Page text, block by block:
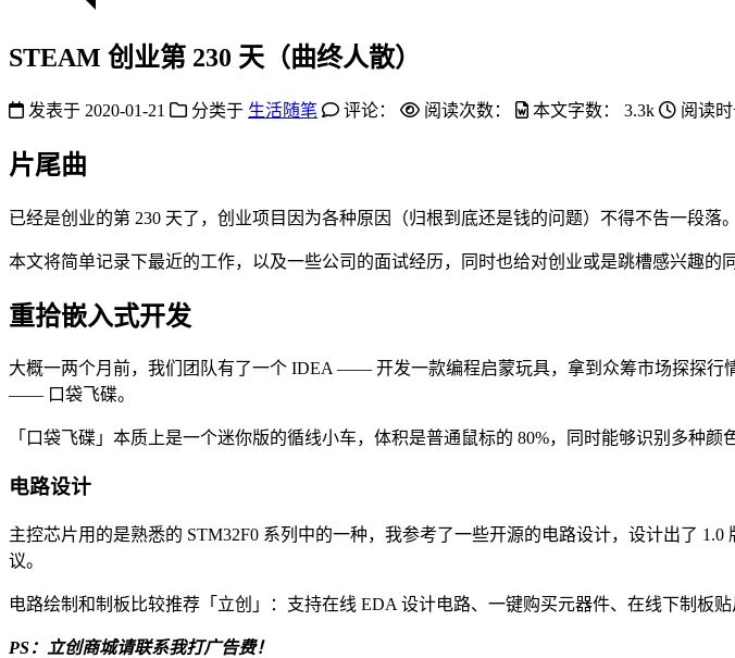
STEAM 创业第 230 天（曲终人散）
发表于 2020-01-21 分类于 生活随笔 评论： 阅读次数： 本文字数： 3.3k 阅读
片尾曲
已经是创业的第 230 天了，创业项目因为各种原因（归根到底还是钱的问题）不得不告一段落。
本文将简单记录下最近的工作，以及一些公司的面试经历，同时也给对创业或是跳槽感兴趣的
重拾嵌入式开发
大概一两个月前，我们团队有了一个 IDEA —— 开发一款编程启蒙玩具，拿到众筹市场探探
—— 口袋飞碟。
「口袋飞碟」本质上是一个迷你版的循线小车，体积是普通鼠标的 80%，同时能够识别多种颜
电路设计
主控芯片用的是熟悉的 STM32F0 系列中的一种，我参考了一些开源的电路设计，设计出了
议。
电路绘制和制板比较推荐「立创」：支持在线 EDA 设计电路、一键购买元器件、在线下制板
PS：立创商城请联系我打广告费！